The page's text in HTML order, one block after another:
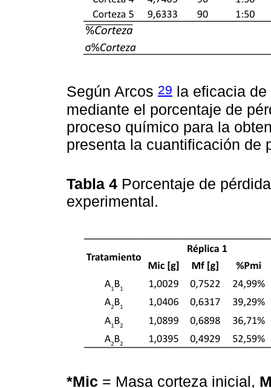
Según Arcos 29 la eficacia
mediante el porcentaje de
proceso químico para la
presenta la cuantificación de
Tabla 4 Porcentaje de
experimental.
*Mic = Masa corteza inicial,